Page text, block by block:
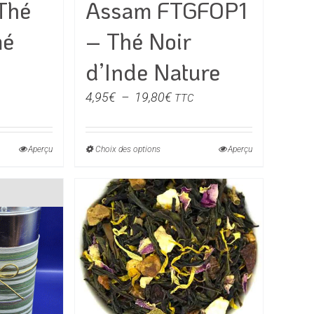
sur
page
du
produit
Aperçu
Assam FTGFOP1
– Thé Noir
d’Inde Nature
4,95€ – 19,80€Plage
prix :
19,80€
TTC
Choix des optionsCe
a
plusieurs
variations.
Les
options
peuvent
être
Aperçu